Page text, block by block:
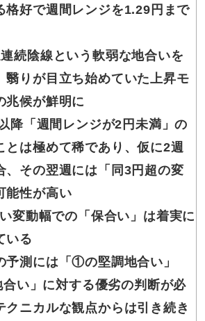
格好で週間レンジを1.29円まで
続陰線という軟弱な地合いを
翳りが目立ち始めていた上昇モ
兆候が鮮明に
降「週間レンジが2円未満」の
とは極めて稀であり、仮に2週
、その翌週には「同3円超の変
能性が高い
変動幅での「保合い」は着実に
いる
予測には「①の堅調地合い」
い」に対する優劣の判断が必
クニカルな観点からは引き続き